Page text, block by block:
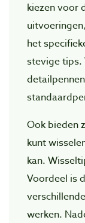
kiezen voor
het
stevige tips.
Ook bieden
kunt
kan.
Voordeel is
werken.